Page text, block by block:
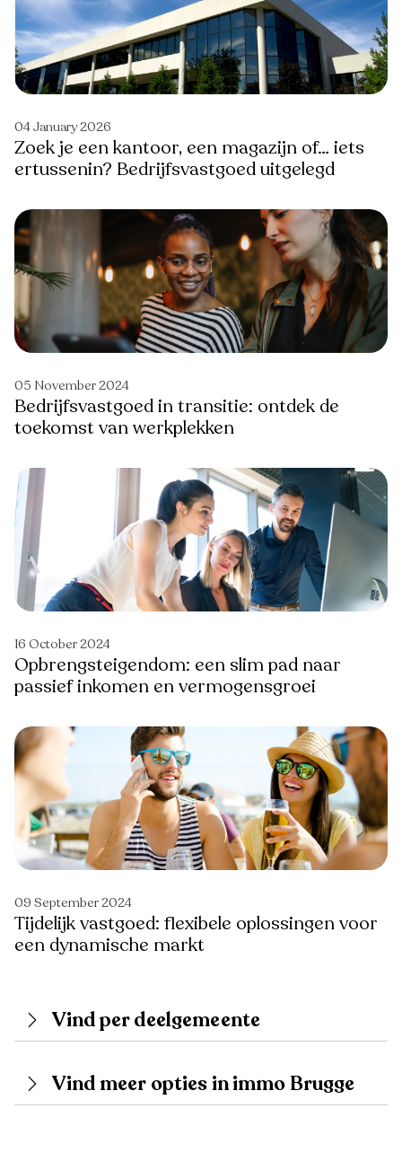
04 January 2026
Zoek je een kantoor, een magazijn of… iets
ertussenin? Bedrijfsvastgoed uitgelegd
05 November 2024
Bedrijfsvastgoed in transitie: ontdek de
toekomst van werkplekken
16 October 2024
Opbrengsteigendom: een slim pad naar
passief inkomen en vermogensgroei
09 September 2024
Tijdelijk vastgoed: flexibele oplossingen voor
een dynamische markt
Vind per deelgemeente
Vind meer opties in immo Brugge